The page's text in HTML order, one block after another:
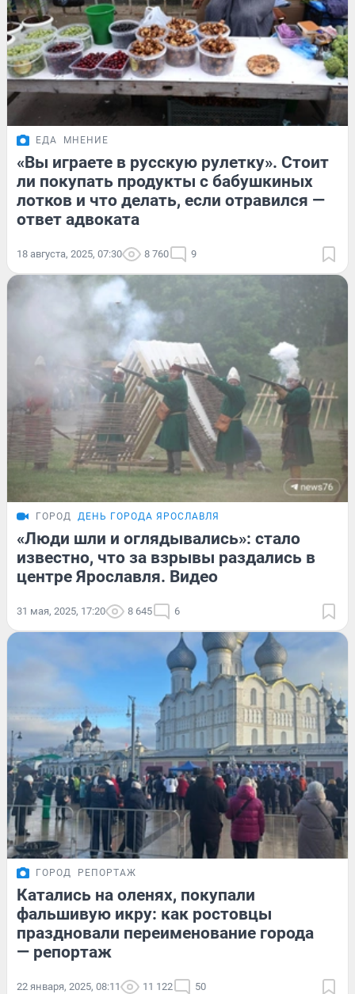
ЕДА МНЕНИЕ
«Вы играете в русскую рулетку». Стоит
ли покупать продукты с бабушкиных
лотков и что делать, если отравился —
ответ адвоката
18 августа, 2025, 07:30 8 760 9
ГОРОД ДЕНЬ ГОРОДА ЯРОСЛАВЛЯ
«Люди шли и оглядывались»: стало
известно, что за взрывы раздались в
центре Ярославля. Видео
31 мая, 2025, 17:20 8 645 6
ГОРОД РЕПОРТАЖ
Катались на оленях, покупали
фальшивую икру: как ростовцы
праздновали переименование города
— репортаж
22 января, 2025, 08:11 11 122 50